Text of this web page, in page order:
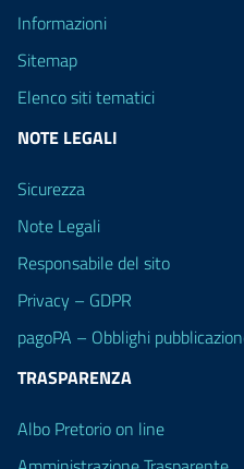
Informazioni
Sitemap
Elenco siti tematici
NOTE LEGALI
Sicurezza
Note Legali
Responsabile del sito
Privacy – GDPR
pagoPA – Obblighi
TRASPARENZA
Albo Pretorio on line